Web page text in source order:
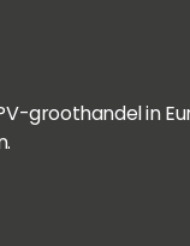
groothandel in